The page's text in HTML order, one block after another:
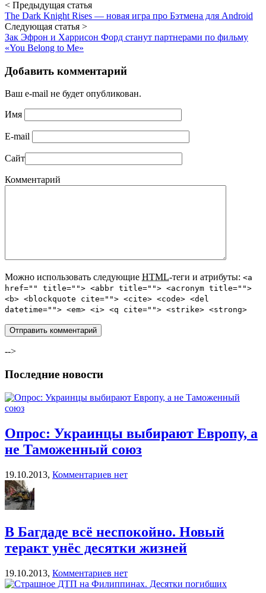
< Предыдущая статья
The Dark Knight Rises — новая игра про Бэтмена для Android
Следующая статья >
Зак Эфрон и Харрисон Форд станут партнерами по фильму
«You Belong to Me»
Добавить комментарий
Ваш e-mail не будет опубликован.
Имя
E-mail
Сайт
Комментарий
Можно использовать следующие HTML-теги и атрибуты: <a
href="" title=""> <abbr title=""> <acronym title="">
<b> <blockquote cite=""> <cite> <code> <del
datetime=""> <em> <i> <q cite=""> <strike> <strong>
-->
Последние новости
Опрос: Украинцы выбирают Европу, а
не Таможенный союз
19.10.2013, Комментариев нет
В Багдаде всё неспокойно. Новый
теракт унёс десятки жизней
19.10.2013, Комментариев нет